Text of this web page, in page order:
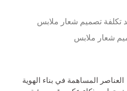
تكلفة تصميم شعار ملابس
شعار ملابس
المساهمة في بناء الهوية